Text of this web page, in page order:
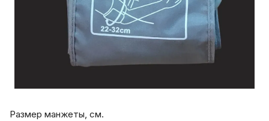
Размер манжеты, см.